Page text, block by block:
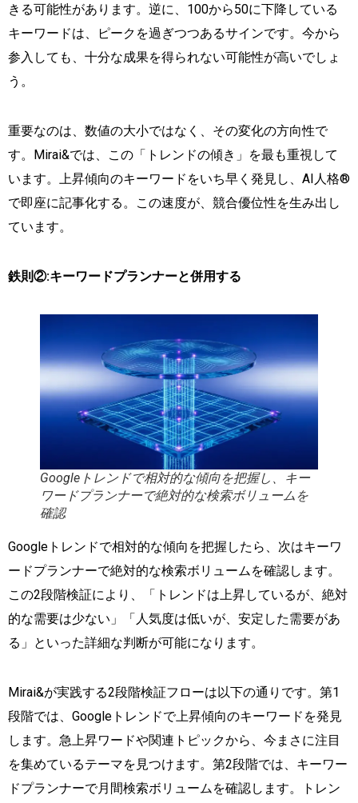
きる可能性があります。逆に、100から50に下降している
キーワードは、ピークを過ぎつつあるサインです。今から
参入しても、十分な成果を得られない可能性が高いでしょ
う。
重要なのは、数値の大小ではなく、その変化の方向性で
す。Mirai&では、この「トレンドの傾き」を最も重視して
います。上昇傾向のキーワードをいち早く発見し、AI人格®
で即座に記事化する。この速度が、競合優位性を生み出し
ています。
鉄則②:キーワードプランナーと併用する
Googleトレンドで相対的な傾向を把握し、キー
ワードプランナーで絶対的な検索ボリュームを
確認
Googleトレンドで相対的な傾向を把握したら、次はキーワ
ードプランナーで絶対的な検索ボリュームを確認します。
この2段階検証により、「トレンドは上昇しているが、絶対
的な需要は少ない」「人気度は低いが、安定した需要があ
る」といった詳細な判断が可能になります。
Mirai&が実践する2段階検証フローは以下の通りです。第1
段階では、Googleトレンドで上昇傾向のキーワードを発見
します。急上昇ワードや関連トピックから、今まさに注目
を集めているテーマを見つけます。第2段階では、キーワー
ドプランナーで月間検索ボリュームを確認します。トレン